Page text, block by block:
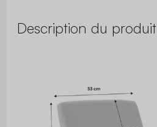
Description du produit